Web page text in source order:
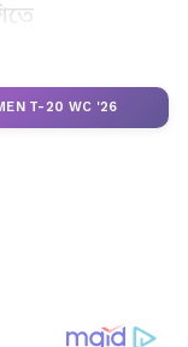
T-20 WC '26